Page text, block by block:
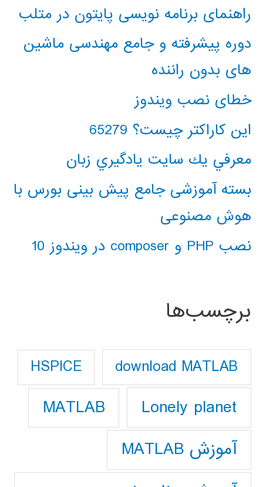
راهنمای برنامه نویسی پایتون در متلب
دوره پیشرفته و جامع مهندسی ماشین
های بدون راننده
خطای نصب ویندوز
این کاراکتر چیست؟ 65279
معرفي يك سايت يادگيري زبان
بسته آموزشی جامع پیش بینی بورس با
هوش مصنوعی
نصب PHP و composer در ویندوز 10
برچسب‌ها
download MATLAB
HSPICE
Lonely planet
MATLAB
آموزش MATLAB